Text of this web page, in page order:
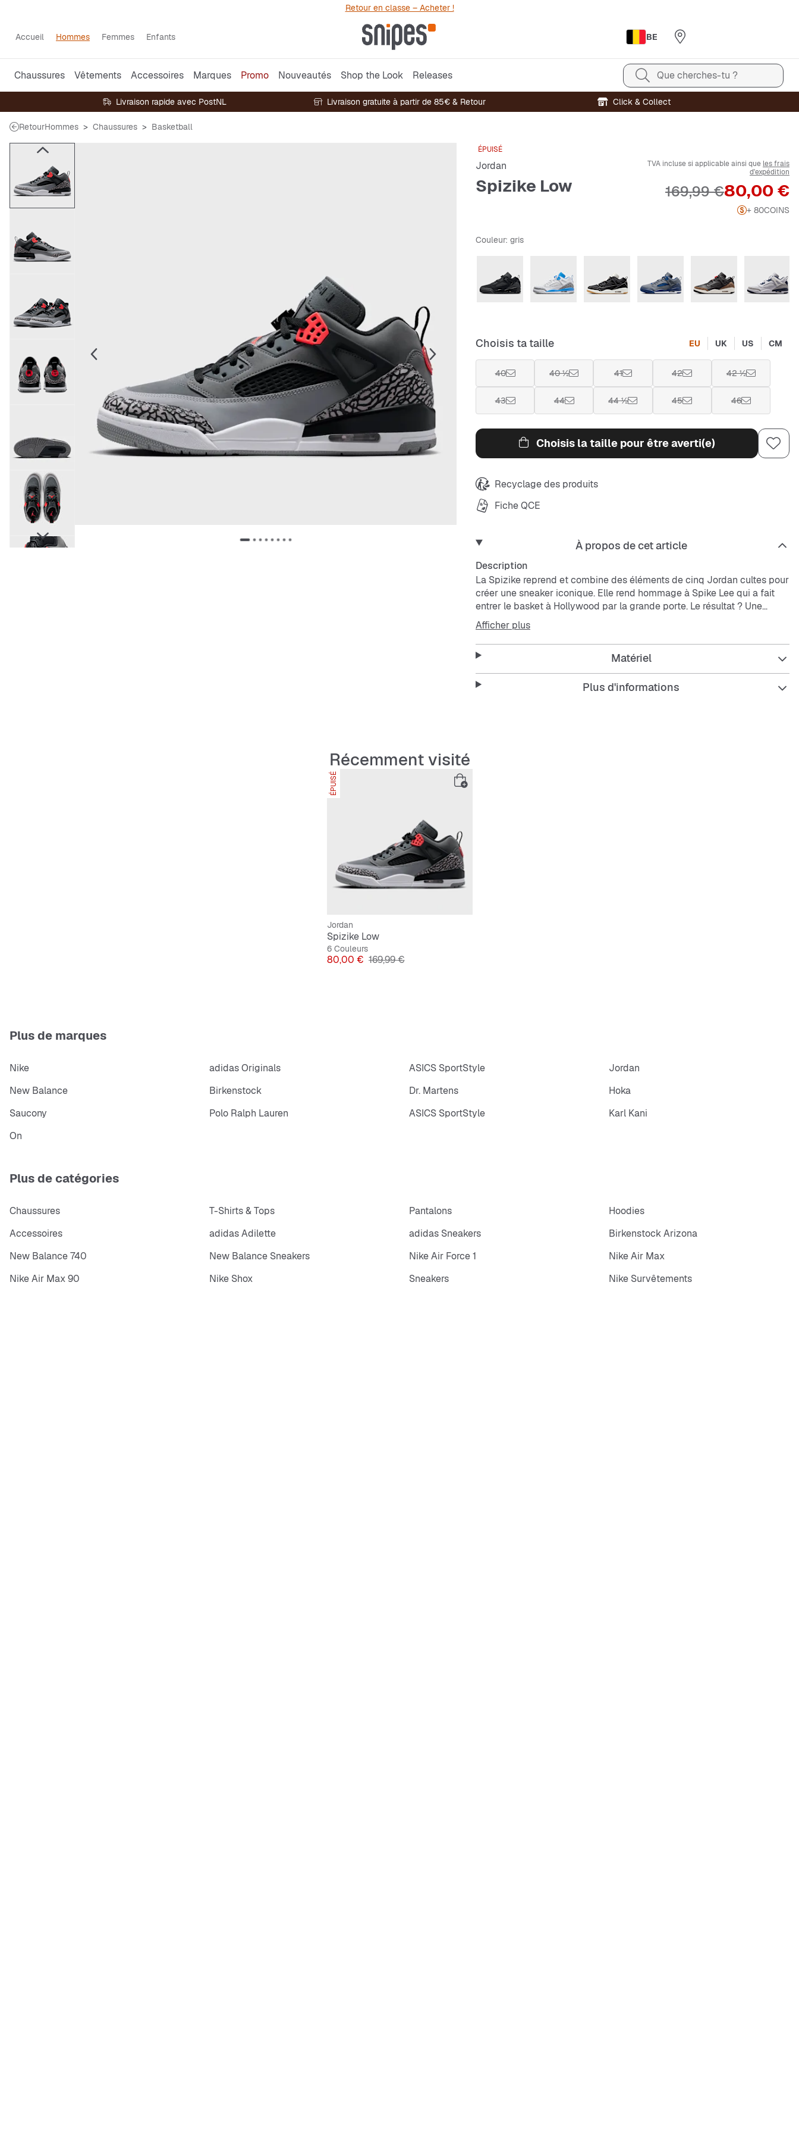
Retour en classe – Acheter !
Accueil Hommes Femmes Enfants BE
Chaussures Vêtements Accessoires Marques Promo Nouveautés Shop the Look Releases Que cherches-tu ?
Livraison rapide avec PostNL Livraison gratuite à partir de 85€ & Retour Click & Collect
RetourHommes Chaussures Basketball
ÉPUISÉ
Jordan
Spizike Low
TVA incluse si applicable ainsi que les frais
d'expédition
Prix
80,00 €
Prix original
169,99 €
+ 80COINS
Couleur: gris
Choisis ta taille EU UK US CM
40 40 ½ 41 42 42 ½
43 44 44 ½ 45 46
Choisis la taille pour être averti(e)
Recyclage des produits
Fiche QCE
À propos de cet article
Description
La Spizike reprend et combine des éléments de cinq Jordan cultes pour
créer une sneaker iconique. Elle rend hommage à Spike Lee qui a fait
entrer le basket à Hollywood par la grande porte. Le résultat ? Une
sneaker stylée chargée d'histoire. Que demander de plus ? Ça te tente ?
Empeigne en cuir véritable et synthétique et tissu pour une meilleure
résistance.
Technologie Nike Air absorbant les chocs pour un bon amorti à chaque
pas.
Afficher plus
Matériel
Plus d'informations
Récemment visité
ÉPUISÉ
Jordan
Spizike Low
6 Couleurs
Prix
80,00 € Prix original
169,99 €
Plus de marques
Nike adidas Originals ASICS SportStyle
Jordan
New Balance
Birkenstock Dr. Martens
Hoka
Saucony
Polo Ralph Lauren ASICS SportStyle
Karl Kani
On
Plus de catégories
Chaussures T-Shirts & Tops Pantalons
Hoodies
Accessoires
adidas Adilette adidas Sneakers
Birkenstock Arizona
New Balance 740
New Balance Sneakers Nike Air Force 1
Nike Air Max
Nike Air Max 90
Nike Shox Sneakers Nike Survêtements